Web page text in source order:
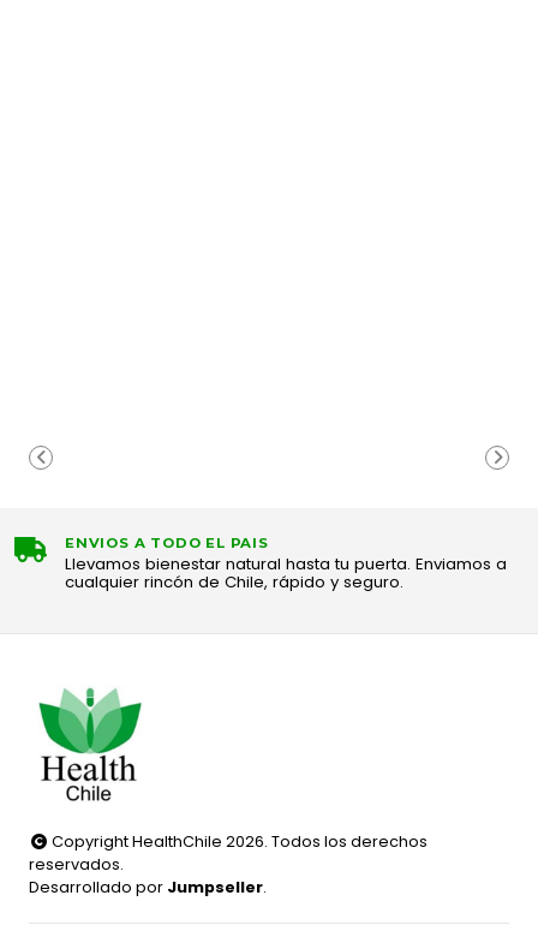
ENVIOS A TODO EL PAIS
Llevamos bienestar natural hasta tu puerta. Enviamos a
cualquier rincón de Chile, rápido y seguro.
Copyright HealthChile 2026. Todos los derechos
reservados.
Desarrollado por Jumpseller.